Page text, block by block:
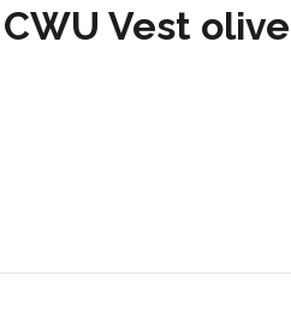
Vest